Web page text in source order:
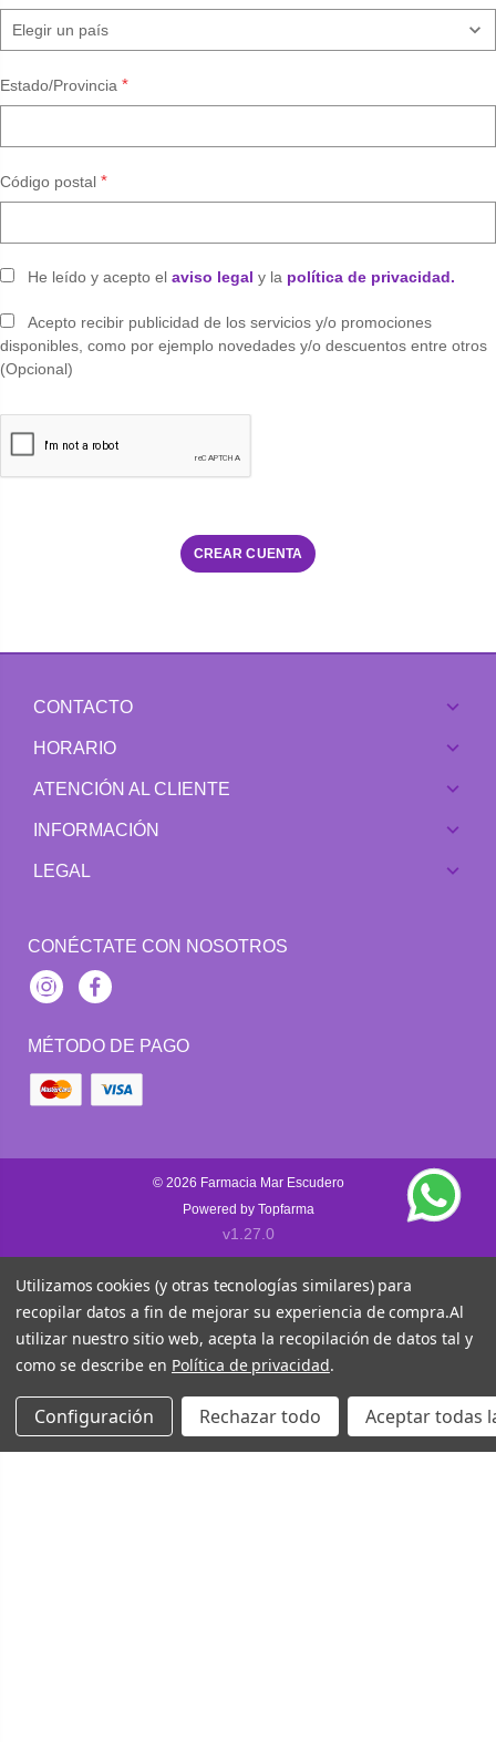
Estado/Provincia *
Código postal *
He leído y acepto el aviso legal y la política de privacidad.
Acepto recibir publicidad de los servicios y/o promociones
disponibles, como por ejemplo novedades y/o descuentos entre otros
(Opcional)
CONTACTO
HORARIO
ATENCIÓN AL CLIENTE
INFORMACIÓN
LEGAL
CONÉCTATE CON NOSOTROS
InstagramFacebook
MÉTODO DE PAGO
© 2026 Farmacia Mar Escudero
Powered by Topfarma
v1.27.0
Utilizamos cookies (y otras tecnologías similares) para
recopilar datos a fin de mejorar su experiencia de compra.Al
utilizar nuestro sitio web, acepta la recopilación de datos tal y
como se describe en Política de privacidad.
Configuración Rechazar todo Aceptar todas